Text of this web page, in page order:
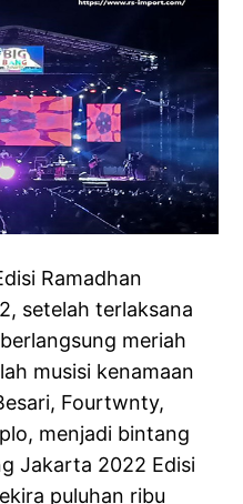
Ramadhan
setelah terlaksana
meriah
musisi kenamaan
Fourtwnty,
menjadi bintang
Jakarta 2022 Edisi
puluhan ribu